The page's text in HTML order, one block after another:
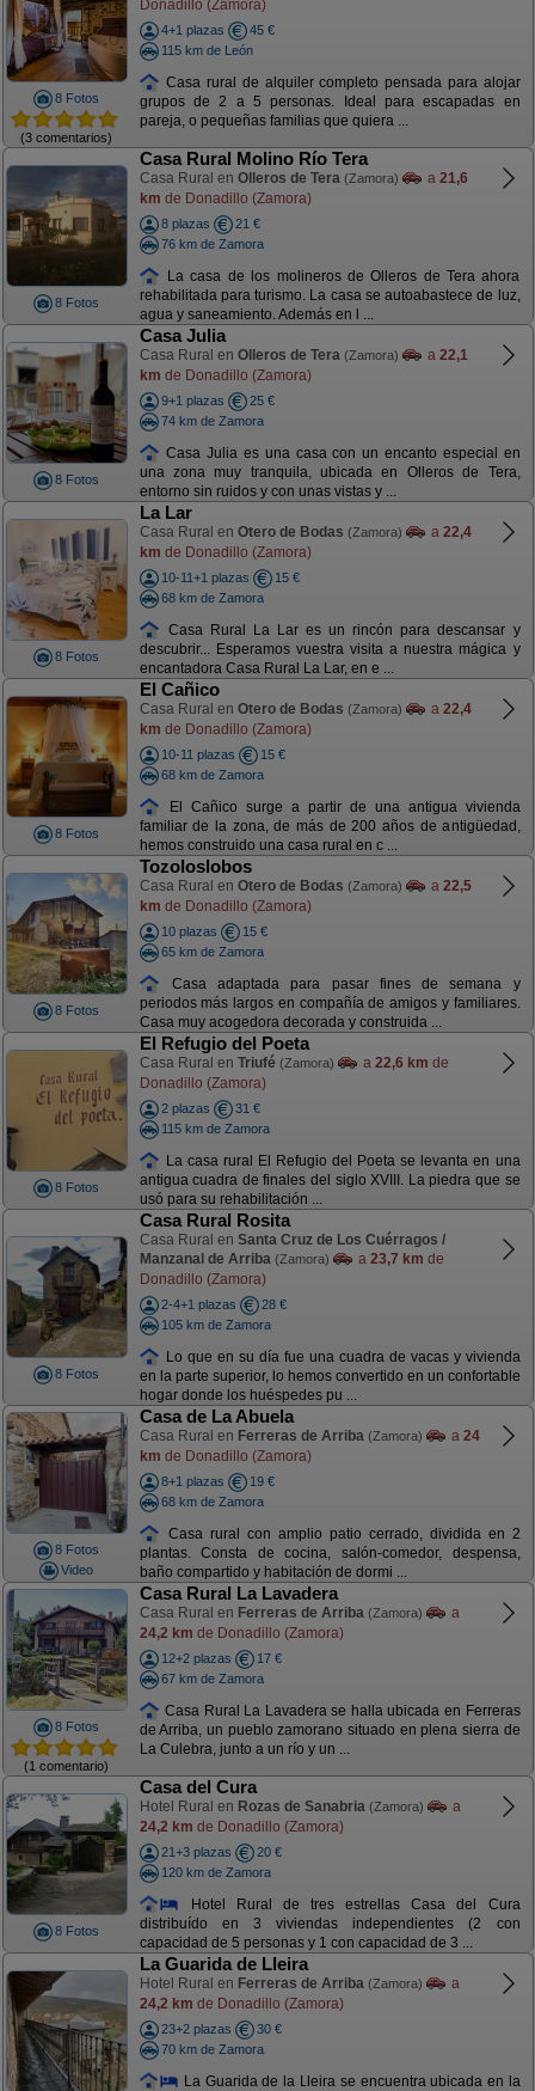
8 Fotos
(3 comentarios)
Donadillo (Zamora)
4+1 plazas
45 €
115 km de León
Casa rural de alquiler completo pensada para alojar
grupos de 2 a 5 personas. Ideal para escapadas en
pareja, o pequeñas familias que quiera ...
8 Fotos
Casa Rural Molino Río Tera
Casa Rural en Olleros de Tera (Zamora) a 21,6
km de Donadillo (Zamora)
8 plazas
21 €
76 km de Zamora
La casa de los molineros de Olleros de Tera ahora
rehabilitada para turismo. La casa se autoabastece de luz,
agua y saneamiento. Además en l ...
8 Fotos
Casa Julia
Casa Rural en Olleros de Tera (Zamora) a 22,1
km de Donadillo (Zamora)
9+1 plazas
25 €
74 km de Zamora
Casa Julia es una casa con un encanto especial en
una zona muy tranquila, ubicada en Olleros de Tera,
entorno sin ruidos y con unas vistas y ...
8 Fotos
La Lar
Casa Rural en Otero de Bodas (Zamora) a 22,4
km de Donadillo (Zamora)
10-11+1 plazas
15 €
68 km de Zamora
Casa Rural La Lar es un rincón para descansar y
descubrir... Esperamos vuestra visita a nuestra mágica y
encantadora Casa Rural La Lar, en e ...
8 Fotos
El Cañico
Casa Rural en Otero de Bodas (Zamora) a 22,4
km de Donadillo (Zamora)
10-11 plazas
15 €
68 km de Zamora
El Cañico surge a partir de una antigua vivienda
familiar de la zona, de más de 200 años de antigüedad,
hemos construido una casa rural en c ...
8 Fotos
Tozoloslobos
Casa Rural en Otero de Bodas (Zamora) a 22,5
km de Donadillo (Zamora)
10 plazas
15 €
65 km de Zamora
Casa adaptada para pasar fines de semana y
periodos más largos en compañía de amigos y familiares.
Casa muy acogedora decorada y construida ...
8 Fotos
El Refugio del Poeta
Casa Rural en Triufé (Zamora) a 22,6 km de
Donadillo (Zamora)
2 plazas
31 €
115 km de Zamora
La casa rural El Refugio del Poeta se levanta en una
antigua cuadra de finales del siglo XVIII. La piedra que se
usó para su rehabilitación ...
8 Fotos
Casa Rural Rosita
Casa Rural en Santa Cruz de Los Cuérragos /
Manzanal de Arriba (Zamora) a 23,7 km de
Donadillo (Zamora)
2-4+1 plazas
28 €
105 km de Zamora
Lo que en su día fue una cuadra de vacas y vivienda
en la parte superior, lo hemos convertido en un confortable
hogar donde los huéspedes pu ...
8 Fotos
Video
Casa de La Abuela
Casa Rural en Ferreras de Arriba (Zamora) a 24
km de Donadillo (Zamora)
8+1 plazas
19 €
68 km de Zamora
Casa rural con amplio patio cerrado, dividida en 2
plantas. Consta de cocina, salón-comedor, despensa,
baño compartido y habitación de dormi ...
8 Fotos
(1 comentario)
Casa Rural La Lavadera
Casa Rural en Ferreras de Arriba (Zamora)
a
24,2 km de Donadillo (Zamora)
12+2 plazas
17 €
67 km de Zamora
Casa Rural La Lavadera se halla ubicada en Ferreras
de Arriba, un pueblo zamorano situado en plena sierra de
La Culebra, junto a un río y un ...
8 Fotos
Casa del Cura
Hotel Rural en Rozas de Sanabria (Zamora)
a
24,2 km de Donadillo (Zamora)
21+3 plazas
20 €
120 km de Zamora
Hotel Rural de tres estrellas Casa del Cura
distribuído en 3 viviendas independientes (2 con
capacidad de 5 personas y 1 con capacidad de 3 ...
La Guarida de Lleira
Hotel Rural en Ferreras de Arriba (Zamora)
a
24,2 km de Donadillo (Zamora)
23+2 plazas
30 €
70 km de Zamora
La Guarida de la Lleira se encuentra ubicada en la